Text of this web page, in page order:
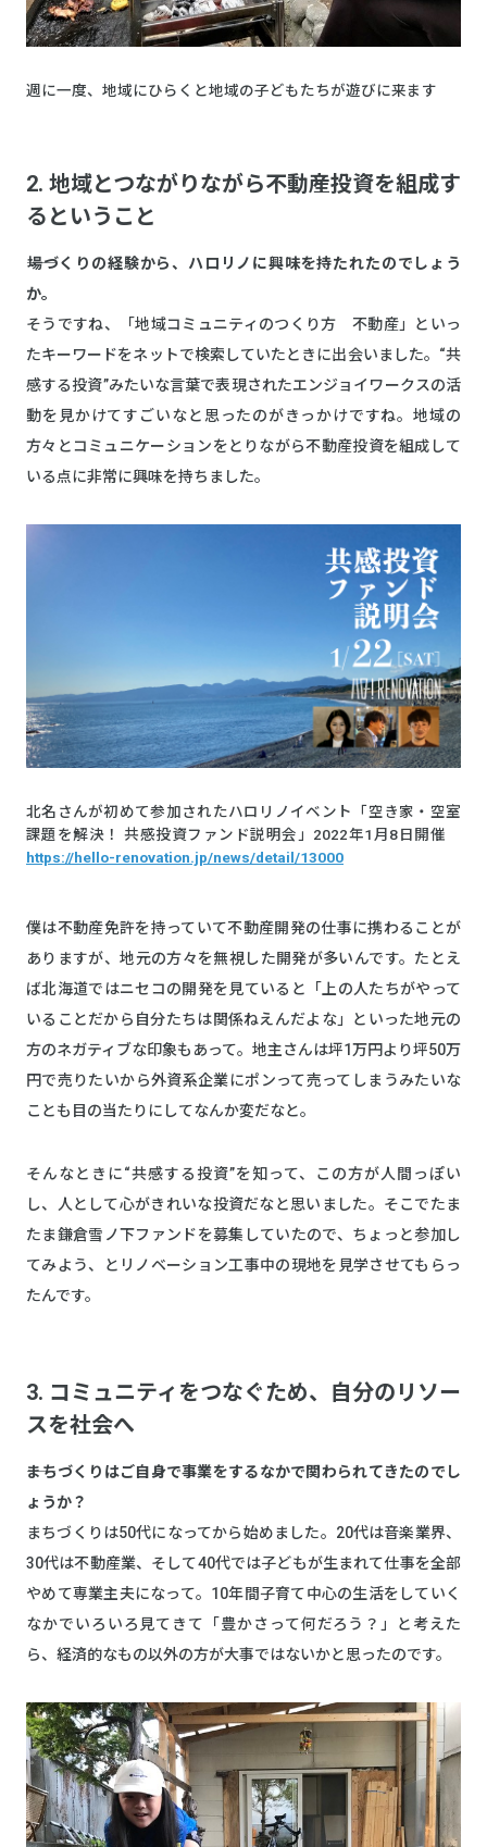
週に一度、地域にひらくと地域の子どもたちが遊びに来ます
2. 地域とつながりながら不動産投資を組成す
るということ
――場づくりの経験から、ハロリノに興味を持たれたのでしょう
か。
そうですね、「地域コミュニティのつくり方 不動産」といっ
たキーワードをネットで検索していたときに出会いました。“共
感する投資”みたいな言葉で表現されたエンジョイワークスの活
動を見かけてすごいなと思ったのがきっかけですね。地域の
方々とコミュニケーションをとりながら不動産投資を組成して
いる点に非常に興味を持ちました。
北名さんが初めて参加されたハロリノイベント「空き家・空室
課題を解決！ 共感投資ファンド説明会」2022年1月8日開催
https://hello-renovation.jp/news/detail/13000
僕は不動産免許を持っていて不動産開発の仕事に携わることが
ありますが、地元の方々を無視した開発が多いんです。たとえ
ば北海道ではニセコの開発を見ていると「上の人たちがやって
いることだから自分たちは関係ねえんだよな」といった地元の
方のネガティブな印象もあって。地主さんは坪1万円より坪50万
円で売りたいから外資系企業にポンって売ってしまうみたいな
ことも目の当たりにしてなんか変だなと。
そんなときに“共感する投資”を知って、この方が人間っぽい
し、人として心がきれいな投資だなと思いました。そこでたま
たま鎌倉雪ノ下ファンドを募集していたので、ちょっと参加し
てみよう、とリノベーション工事中の現地を見学させてもらっ
たんです。
3. コミュニティをつなぐため、自分のリソー
スを社会へ
――まちづくりはご自身で事業をするなかで関わられてきたのでし
ょうか？
まちづくりは50代になってから始めました。20代は音楽業界、
30代は不動産業、そして40代では子どもが生まれて仕事を全部
やめて専業主夫になって。10年間子育て中心の生活をしていく
なかでいろいろ見てきて「豊かさって何だろう？」と考えた
ら、経済的なもの以外の方が大事ではないかと思ったのです。